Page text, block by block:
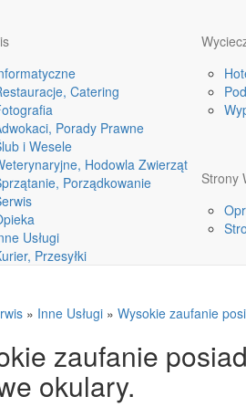
Catering
Porady Prawne
i Wesele
Hodowla Zwierząt
Porządkowanie
Usługi
Przesyłki
Strony
» Inne Usługi » Wysokie zaufanie
zaufanie
okulary.